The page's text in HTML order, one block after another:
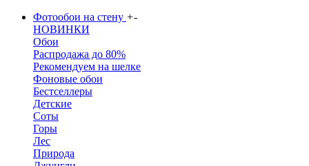
Фотообои на стену +-
НОВИНКИ
Обои
Распродажа до 80%
Рекомендуем на шелке
Фоновые обои
Бестселлеры
Детские
Соты
Горы
Лес
Природа